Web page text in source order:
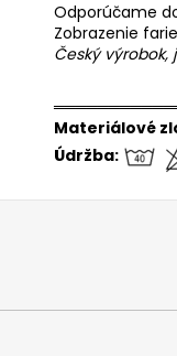
Odporúčame
Zobrazenie
Český
Materiálové
Údržba: